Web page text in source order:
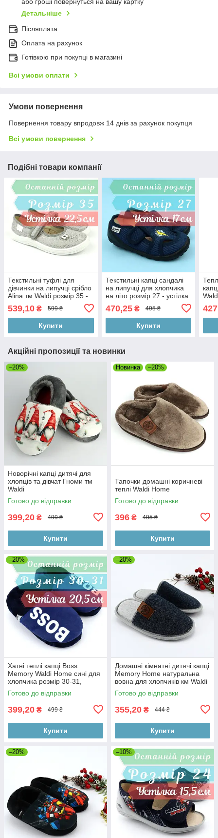
Детальніше
Післяплата
Оплата на рахунок
Готівкою при покупці в магазині
Всі умови оплати
Умови повернення
Повернення товару впродовж 14 днів за рахунок покупця
Всі умови повернення
Подібні товари компанії
Текстильні туфлі для
дівчинки на липучці срібло
Alina тм Waldi розмір 35 -
539,10 ₴ 599 ₴
Купити
Текстильні капці сандалі
на липучці для хлопчика
на літо розмір 27 - устілка
470,25₴ 495 ₴
Купити
Акційні пропозиції та новинки
–20%
Новорічні капці дитячі для
хлопців та дівчат Гноми тм
Waldi
Готово до відправки
399,20 ₴ 499 ₴
Купити
Новинка –20%
Тапочки домашні коричневі
теплі Waldi Home
Готово до відправки
396 ₴ 495 ₴
Купити
–20%
Хатні теплі капці Boss
Memory Waldi Home сині для
хлопчика розмір 30-31,
устілка 20,5 см
Готово до відправки
399,20 ₴ 499 ₴
Купити
–20%
Домашні кімнатні дитячі капці
Memory Home натуральна
вовна для хлопчиків км Waldi
Готово до відправки
355,20 ₴ 444 ₴
Купити
–20% –10%